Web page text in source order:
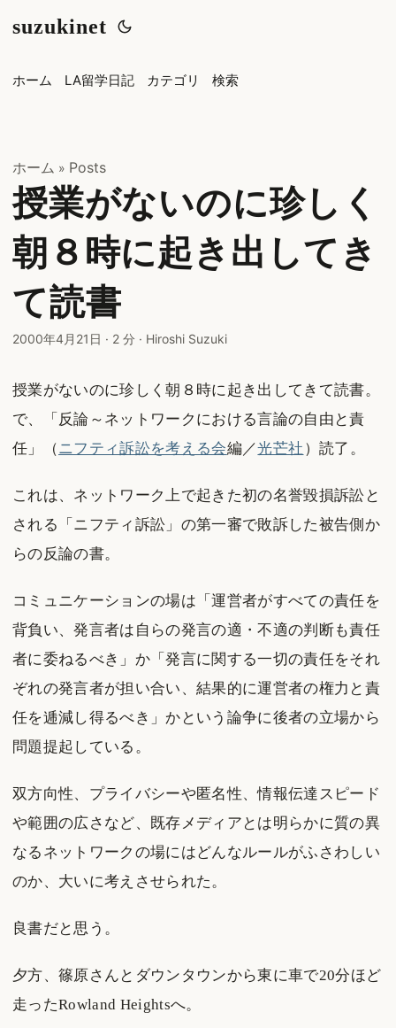
suzukinet
ホーム LA留学日記 カテゴリ 検索
ホーム » Posts
授業がないのに珍しく
朝８時に起き出してき
て読書
2000年4月21日 · 2 分 · Hiroshi Suzuki
授業がないのに珍しく朝８時に起き出してきて読書。
で、「反論～ネットワークにおける言論の自由と責
任」（ニフティ訴訟を考える会編／光芒社 ）読了。
これは、ネットワーク上で起きた初の名誉毀損訴訟と
される「ニフティ訴訟」の第一審で敗訴した被告側か
らの反論の書。
コミュニケーションの場は「運営者がすべての責任を
背負い、発言者は自らの発言の適・不適の判断も責任
者に委ねるべき」か「発言に関する一切の責任をそれ
ぞれの発言者が担い合い、結果的に運営者の権力と責
任を逓減し得るべき」かという論争に後者の立場から
問題提起している。
双方向性、プライバシーや匿名性、情報伝達スピード
や範囲の広さなど、既存メディアとは明らかに質の異
なるネットワークの場にはどんなルールがふさわしい
のか、大いに考えさせられた。
良書だと思う。
夕方、篠原さんとダウンタウンから東に車で20分ほど
走ったRowland Heightsへ。